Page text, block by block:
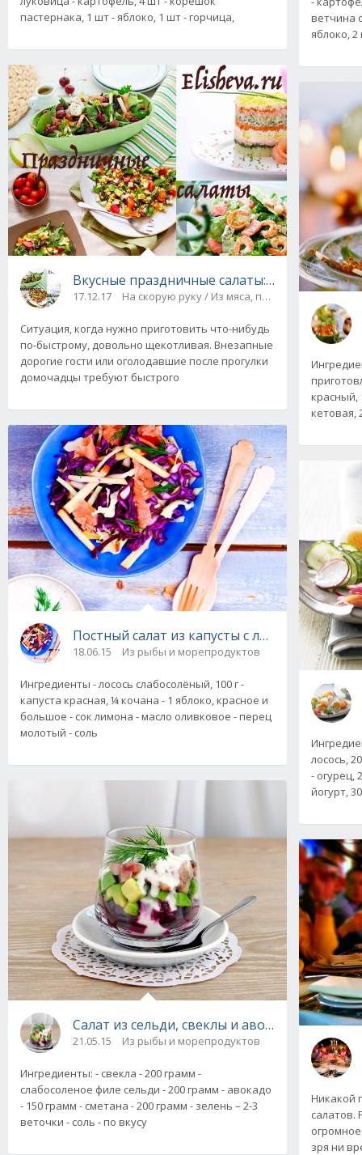
пастернака, 1 шт - яблоко, 1 шт - горчица,
Вкусные праздничные салаты: рецепты на
17.12.17 На скорую руку / Из мяса, птицы, яиц / Из
Ситуация, когда нужно приготовить что-нибудь
по-быстрому, довольно щекотливая. Внезапные
дорогие гости или оголодавшие после прогулки
домочадцы требуют быстрого
Постный салат из капусты с лососем и
18.06.15 Из рыбы и морепродуктов
Ингредиенты - лосось слабосолёный, 100 г -
капуста красная, ¼ кочана - 1 яблоко, красное и
большое - сок лимона - масло оливковое - перец
молотый - соль
Салат из сельди, свеклы и авокадо. Рецепт
21.05.15 Из рыбы и морепродуктов
Ингредиенты: - свекла - 200 грамм -
слабосоленое филе сельди - 200 грамм - авокадо
- 150 грамм - сметана - 200 грамм - зелень – 2-3
веточки - соль - по вкусу
ветчина
яблоко,
красный,
кетовая,
лосось,
- огурец,
йогурт,
Никакой
салатов.
зря ни